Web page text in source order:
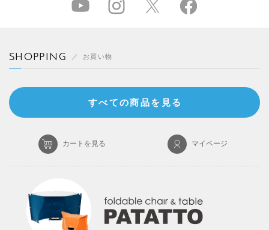
SHOPPING お買い物
すべての商品を見る
カートを見る マイページ